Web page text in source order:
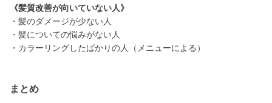
《髪質改善が向いていない人》
・髪のダメージが少ない人
・髪についての悩みがない人
・カラーリングしたばかりの人（メニューによる）
まとめ